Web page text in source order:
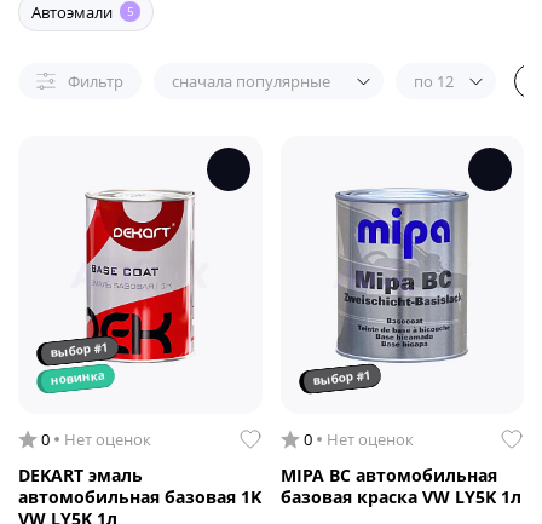
Автоэмали 5
Фильтр сначала популярные по 12
выбор #1
новинка
0 Нет оценок
DEKART эмаль
автомобильная базовая 1K
VW LY5K 1л
выбор #1
0 Нет оценок
MIPA BC автомобильная
базовая краска VW LY5K 1л